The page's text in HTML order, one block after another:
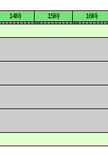
14時 15時 16時